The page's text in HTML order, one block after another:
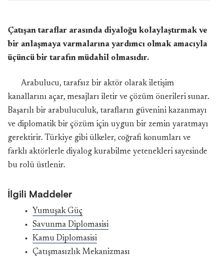
Çatışan taraflar arasında diyaloğu kolaylaştırmak ve
bir anlaşmaya varmalarına yardımcı olmak amacıyla
üçüncü bir tarafın müdahil olmasıdır.
Arabulucu, tarafsız bir aktör olarak iletişim
kanallarını açar, mesajları iletir ve çözüm önerileri sunar.
Başarılı bir arabuluculuk, tarafların güvenini kazanmayı
ve diplomatik bir çözüm için uygun bir zemin yaratmayı
gerektirir. Türkiye gibi ülkeler, coğrafi konumları ve
farklı aktörlerle diyalog kurabilme yetenekleri sayesinde
bu rolü üstlenir.
İlgili Maddeler
Yumuşak Güç
Savunma Diplomasisi
Kamu Diplomasisi
Çatışmasızlık Mekanizması